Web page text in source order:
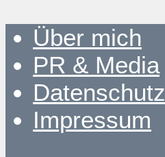
Über mich
PR & Media
Datenschutz
Impressum